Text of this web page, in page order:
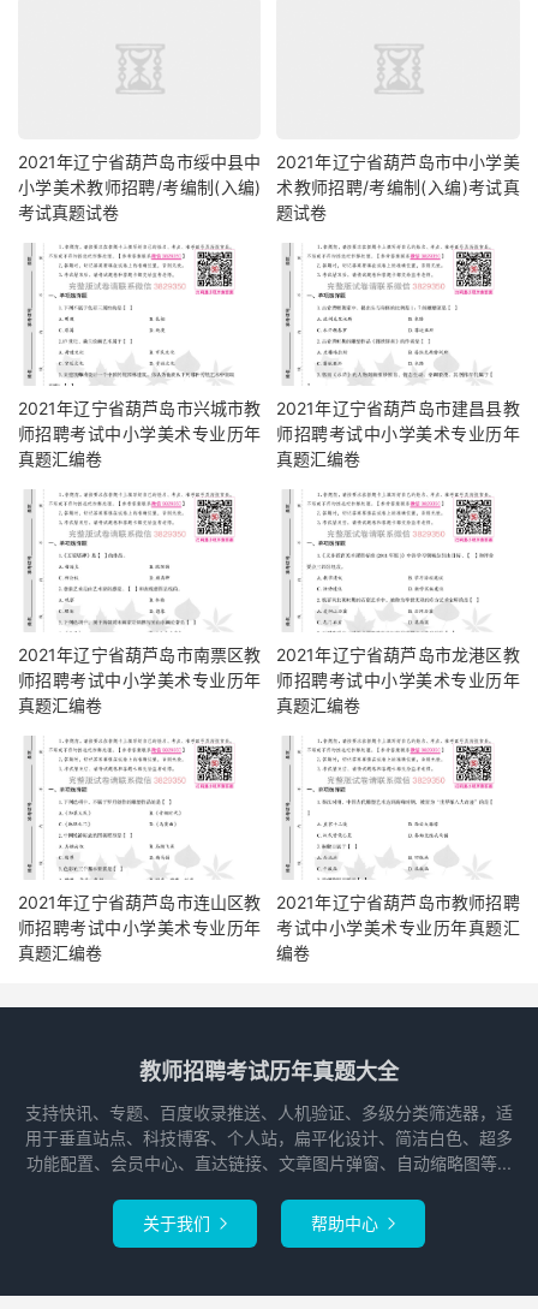
2021年辽宁省葫芦岛市绥中县中
小学美术教师招聘/考编制(入编)
考试真题试卷
2021年辽宁省葫芦岛市中小学美
术教师招聘/考编制(入编)考试真
题试卷
2021年辽宁省葫芦岛市兴城市教
师招聘考试中小学美术专业历年
真题汇编卷
2021年辽宁省葫芦岛市建昌县教
师招聘考试中小学美术专业历年
真题汇编卷
2021年辽宁省葫芦岛市南票区教
师招聘考试中小学美术专业历年
真题汇编卷
2021年辽宁省葫芦岛市龙港区教
师招聘考试中小学美术专业历年
真题汇编卷
2021年辽宁省葫芦岛市连山区教
师招聘考试中小学美术专业历年
真题汇编卷
2021年辽宁省葫芦岛市教师招聘
考试中小学美术专业历年真题汇
编卷
教师招聘考试历年真题大全
支持快讯、专题、百度收录推送、人机验证、多级分类筛选器，适
用于垂直站点、科技博客、个人站，扁平化设计、简洁白色、超多
功能配置、会员中心、直达链接、文章图片弹窗、自动缩略图等...
关于我们  帮助中心 